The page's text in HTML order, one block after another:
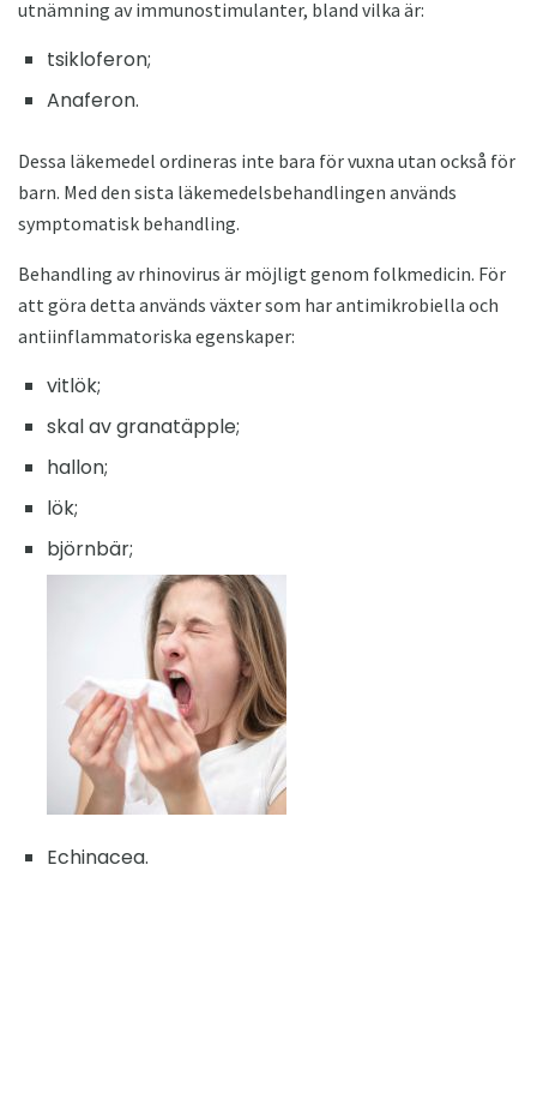
utnämning av immunostimulanter, bland vilka är:
tsikloferon;
Anaferon.
Dessa läkemedel ordineras inte bara för vuxna utan också för
barn. Med den sista läkemedelsbehandlingen används
symptomatisk behandling.
Behandling av rhinovirus är möjligt genom folkmedicin. För
att göra detta används växter som har antimikrobiella och
antiinflammatoriska egenskaper:
vitlök;
skal av granatäpple;
hallon;
lök;
björnbär;
Echinacea.